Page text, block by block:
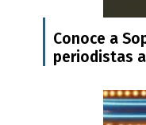
Conoce a
periodistas